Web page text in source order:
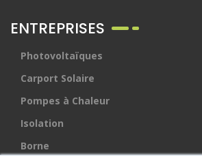
ENTREPRISES
Photovoltaïques
Carport Solaire
Pompes à Chaleur
Isolation
Borne